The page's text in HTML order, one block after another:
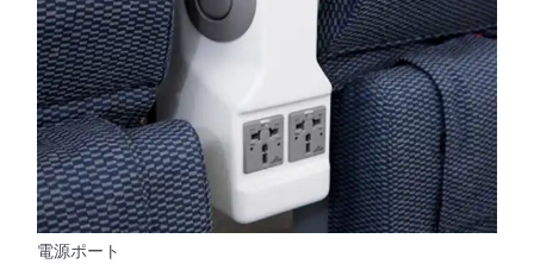
電源ポート